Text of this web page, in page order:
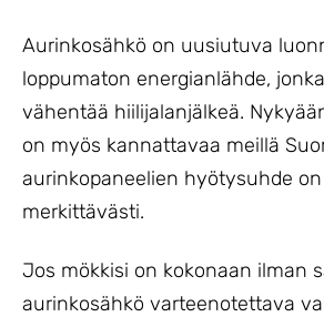
Aurinkosähkö on uusiutuva
loppumaton energianlähde,
vähentää hiilijalanjälkeä.
on myös kannattavaa meillä
aurinkopaneelien hyötysuhde
merkittävästi.
Jos mökkisi on kokonaan ilman
aurinkosähkö varteenotettava